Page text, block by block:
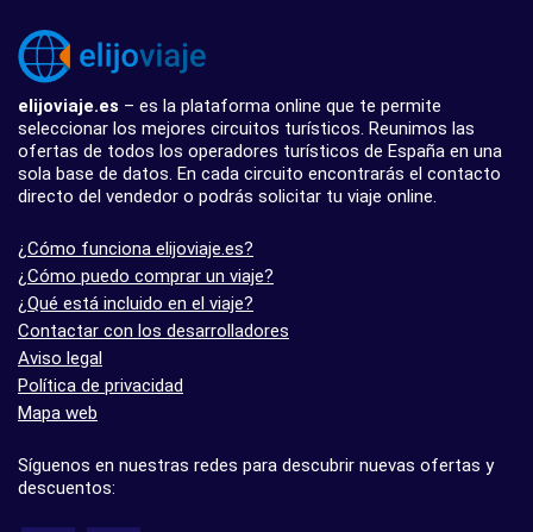
elijoviaje.es – es la plataforma online que te permite
seleccionar los mejores circuitos turísticos. Reunimos las
ofertas de todos los operadores turísticos de España en una
sola base de datos. En cada circuito encontrarás el contacto
directo del vendedor o podrás solicitar tu viaje online.
¿Cómo funciona elijoviaje.es?
¿Cómo puedo comprar un viaje?
¿Qué está incluido en el viaje?
Contactar con los desarrolladores
Aviso legal
Política de privacidad
Mapa web
Síguenos en nuestras redes para descubrir nuevas ofertas y
descuentos: